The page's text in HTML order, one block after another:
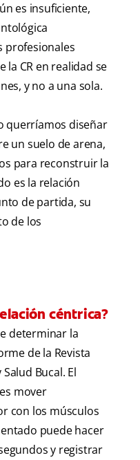
es insuficiente,
profesionales
CR en realidad se
y no a una sola.
querríamos diseñar
un suelo de arena,
para reconstruir la
es la relación
de partida, su
de los
céntrica?
determinar la
de la Revista
Bucal. El
mover
con los músculos
puede hacer
y registrar